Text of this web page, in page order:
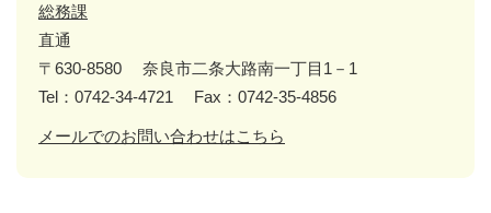
総務課
直通
〒630-8580
奈良市二条大路南一丁目1－1
Tel：0742-34-4721
Fax：0742-35-4856
メールでのお問い合わせはこちら